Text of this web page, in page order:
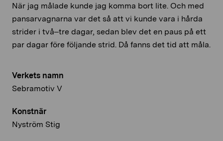
Verkets namn
Sebramotiv V
Konstnär
Nyström Stig
När jag målade kunde jag komma bort lite. Och med
pansarvagnarna var det så att vi kunde vara i hårda
strider i två–tre dagar, sedan blev det en paus på ett
par dagar före följande strid. Då fanns det tid att måla.